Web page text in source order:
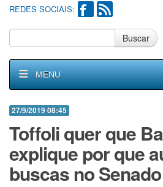
REDES SOCIAIS:
Buscar
MENU
27/9/2019 08:45
Toffoli quer que
explique por que
buscas no Senado